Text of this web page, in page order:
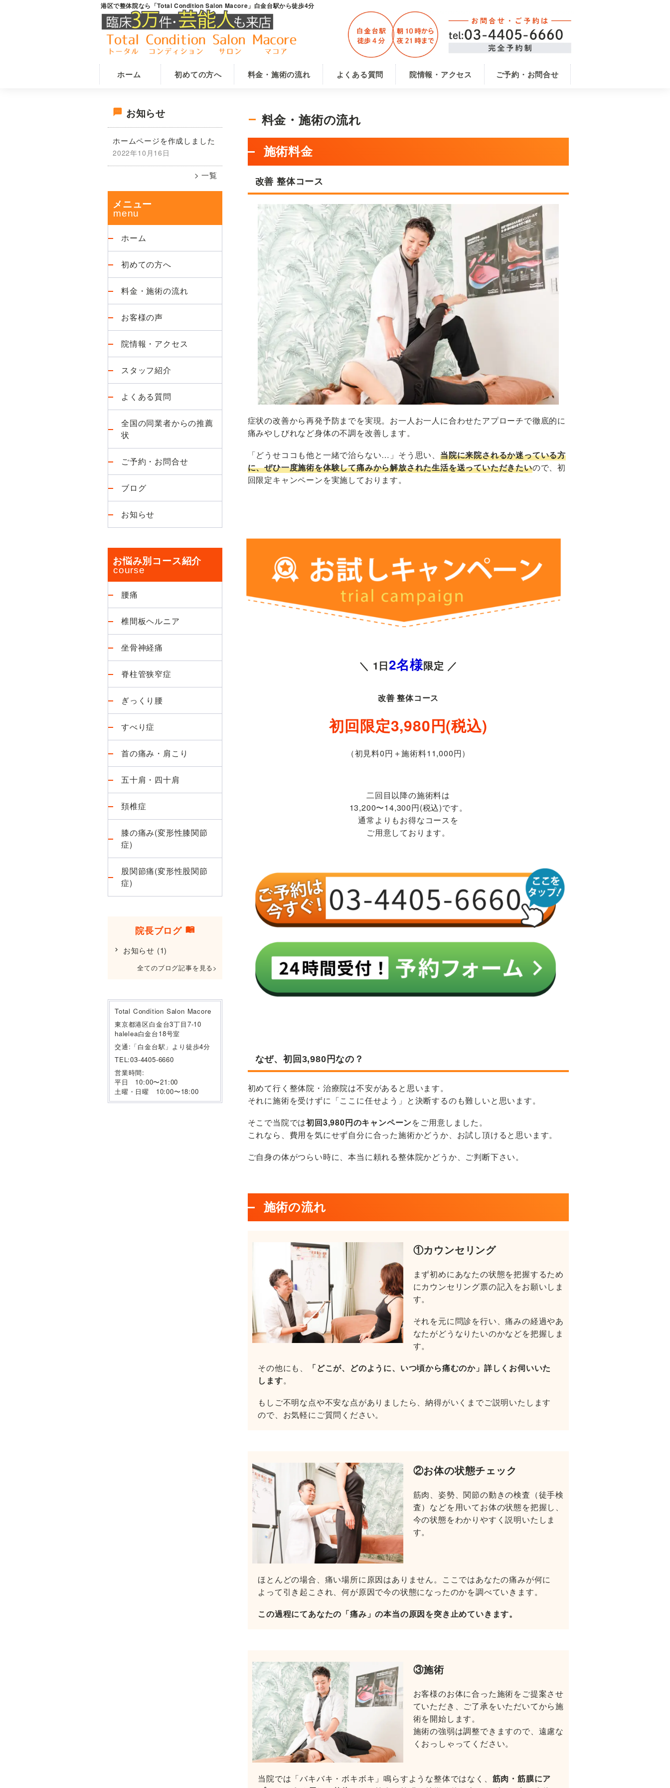
港区で整体院なら「Total Condition Salon Macore」白金台駅から徒歩4分
白
台
整
体
院
Total
Condition
Macore
白
金
か
ら
腰・
肩・
ホーム 初めての方へ 料金・施術の流れ よくある質問 院情報・アクセス ご予約・お問合せ
料金・施術の流れ
施術料金
改善 整体コース
症状の改善から再発予防までを実現。お一人お一人に合わせたアプローチで徹底的に
痛みやしびれなど身体の不調を改善します。
「どうせココも他と一緒で治らない…」そう思い、 当院に来院されるか迷っている方
に、ぜひ一度施術を体験して痛みから解放された生活を送っていただきたいので、初
回限定キャンペーンを実施しております。
＼ 1日2名様限定 ／
改善 整体コース
初回限定3,980円(税込)
（初見料0円＋施術料11,000円）
二回目以降の施術料は
13,200〜14,300円(税込)です。
通常よりもお得なコースを
ご用意しております。
なぜ、初回3,980円なの？
初めて行く整体院・治療院は不安があると思います。
それに施術を受けずに「ここに任せよう」と決断するのも難しいと思います。
そこで当院では初回3,980円のキャンペーンをご用意しました。
これなら、費用を気にせず自分に合った施術かどうか、お試し頂けると思います。
ご自身の体がつらい時に、本当に頼れる整体院かどうか、ご判断下さい。
施術の流れ
①カウンセリング
まず初めにあなたの状態を把握するため
にカウンセリング票の記入をお願いしま
す。
それを元に問診を行い、痛みの経過やあ
なたがどうなりたいのかなどを把握しま
す。
その他にも、
「どこが、どのように、いつ頃から痛むのか」詳しくお伺いいた
します。
もしご不明な点や不安な点がありましたら、納得がいくまでご説明いたします
ので、お気軽にご質問ください。
②お体の状態チェック
筋肉、姿勢、関節の動きの検査（徒手検
査）などを用いてお体の状態を把握し、
今の状態をわかりやすく説明いたしま
す。
ほとんどの場合、痛い場所に原因はありません。ここではあなたの痛みが何に
よって引き起こされ、何が原因で今の状態になったのかを調べていきます。
この過程にてあなたの「痛み」の本当の原因を突き止めていきます。
③施術
お客様のお体に合った施術をご提案させ
ていただき、ご了承をいただいてから施
術を開始します。
施術の強弱は調整できますので、遠慮な
くおっしゃってください。
当院では「バキバキ・ボキボキ」鳴らすような整体ではなく、 筋肉・筋膜にア
最
初
の
サ
イ
ド
バ
ー
お知らせ
ホームページを作成しました
2022年10月16日
一覧
メニュー
ホーム
初めての方へ
料金・施術の流れ
お客様の声
院情報・アクセス
スタッフ紹介
よくある質問
全国の同業者からの推薦
状
ご予約・お問合せ
ブログ
お知らせ
お悩み別コース紹介
腰痛
椎間板ヘルニア
坐骨神経痛
脊柱管狭窄症
ぎっくり腰
すべり症
首の痛み・肩こり
五十肩・四十肩
頚椎症
膝の痛み(変形性膝関節
症)
股関節痛(変形性股関節
症)
院長ブログ
お知らせ (1)
全てのブログ記事を見る
Total Condition Salon Macore
東京都港区白金台3丁目7-10
halelea白金台18号室
交通:「白金台駅」より徒歩4分
TEL:03-4405-6660
営業時間:
平日 10:00〜21:00
土曜・日曜 10:00〜18:00